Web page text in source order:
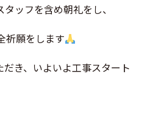
ッフを含め朝礼をし、
祈願をします
だき、いよいよ工事スタート